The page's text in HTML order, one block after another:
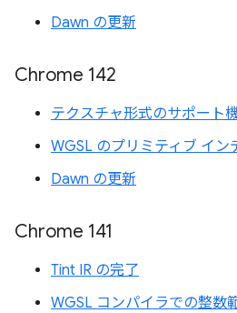
Dawn の更新
Chrome 142
テクスチャ形式のサポート
WGSL のプリミティブ イン
Dawn の更新
Chrome 141
Tint IR の完了
WGSL コンパイラでの整数